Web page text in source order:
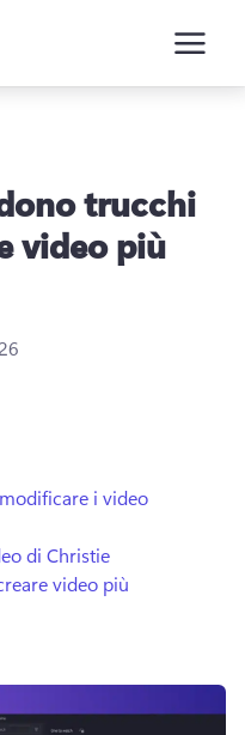
trucchi
video più
i video
di Christie
video più